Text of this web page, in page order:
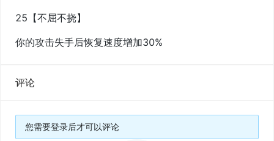
25【不屈不挠】
你的攻击失手后恢复速度增加30%
评论
您需要登录后才可以评论